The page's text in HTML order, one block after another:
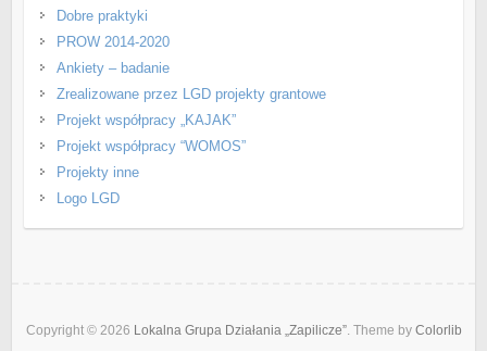
Dobre praktyki
PROW 2014-2020
Ankiety – badanie
Zrealizowane przez LGD projekty grantowe
Projekt współpracy „KAJAK”
Projekt współpracy “WOMOS”
Projekty inne
Logo LGD
Copyright © 2026 Lokalna Grupa Działania „Zapilicze”. Theme by Colorlib